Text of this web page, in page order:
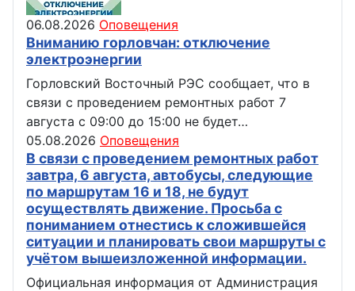
06.08.2026 Оповещения
Вниманию горловчан: отключение
электроэнергии
Горловский Восточный РЭС сообщает, что в
связи с проведением ремонтных работ 7
августа с 09:00 до 15:00 не будет…
05.08.2026 Оповещения
В связи с проведением ремонтных работ
завтра, 6 августа, автобусы, следующие
по маршрутам 16 и 18, не будут
осуществлять движение. Просьба с
пониманием отнестись к сложившейся
ситуации и планировать свои маршруты с
учётом вышеизложенной информации.
Официальная информация от Администрация